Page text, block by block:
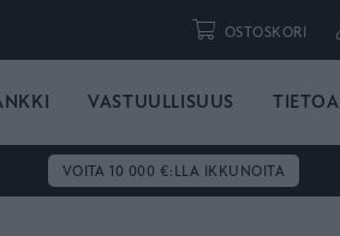
OSTOSKORI
VASTUULLISUUS
VOITA 10 000 €:LLA IKKUNOITA